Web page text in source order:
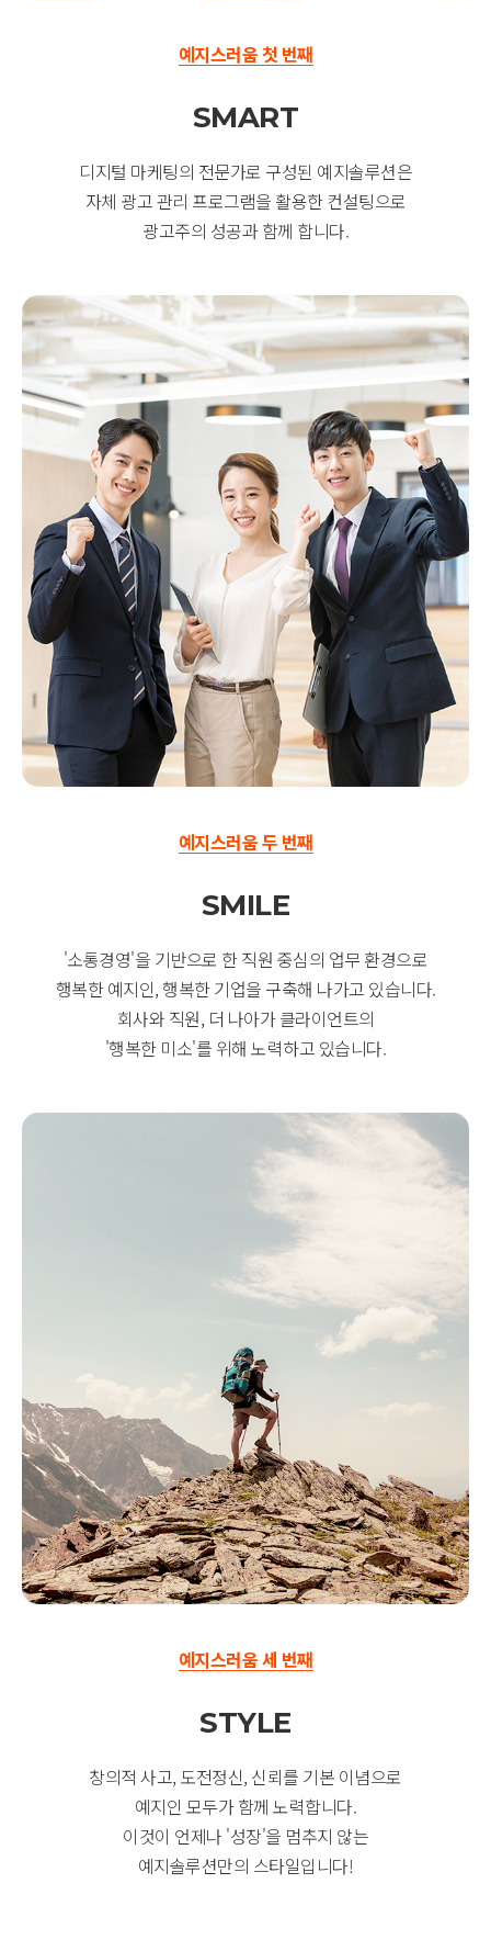
예지스러움 첫 번째
SMART
디지털 마케팅의 전문가로 구성된 예지솔루션은
자체 광고 관리 프로그램을 활용한 컨설팅으로
광고주의 성공과 함께 합니다.
예지스러움 두 번째
SMILE
'소통경영'을 기반으로 한 직원 중심의 업무 환경으로
행복한 예지인, 행복한 기업을 구축해 나가고 있습니다.
회사와 직원, 더 나아가 클라이언트의
'행복한 미소'를 위해 노력하고 있습니다.
예지스러움 세 번째
STYLE
창의적 사고, 도전정신, 신뢰를 기본 이념으로
예지인 모두가 함께 노력합니다.
이것이 언제나 '성장'을 멈추지 않는
예지솔루션만의 스타일입니다!